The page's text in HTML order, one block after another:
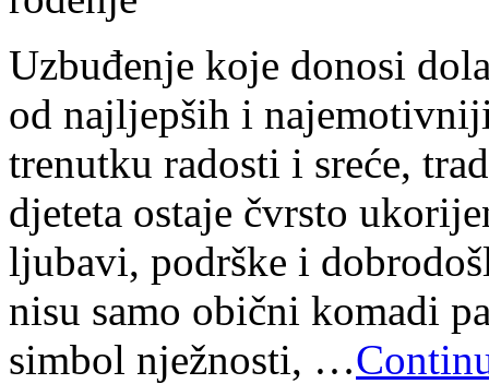
Uzbuđenje koje donosi
od najljepših i
trenutku radosti i sreće,
djeteta ostaje čvrsto
ljubavi, podrške i
nisu samo obični komadi
simbol nježnosti, …